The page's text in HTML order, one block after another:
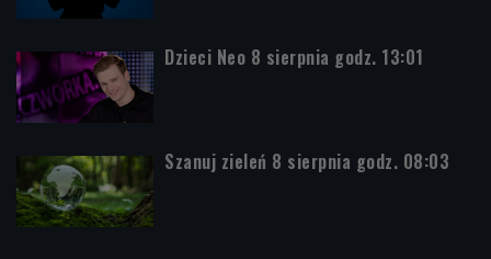
Dzieci Neo 8 sierpnia godz. 13:01
Szanuj zieleń 8 sierpnia godz. 08:03